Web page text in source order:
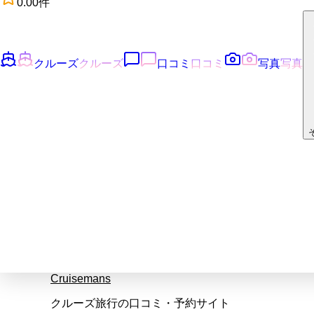
クルーズクルーズ 口コミ 口コミ 写真写真
Cruisemans
クルーズ旅行の口コミ・予約サイト